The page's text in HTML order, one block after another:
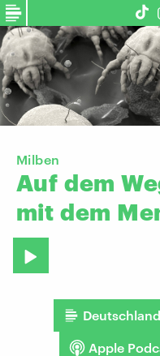
Milben
Auf dem
mit dem
Apple